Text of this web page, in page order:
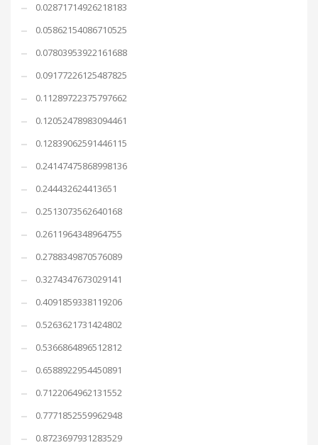
0.02871714926218183
0.05862154086710525
0.07803953922161688
0.09177226125487825
0.11289722375797662
0.12052478983094461
0.12839062591446115
0.24147475868998136
0.244432624413651
0.2513073562640168
0.2611964348964755
0.2788349870576089
0.3274347673029141
0.4091859338119206
0.5263621731424802
0.5366864896512812
0.6588922954450891
0.7122064962131552
0.7771852559962948
0.8723697931283529